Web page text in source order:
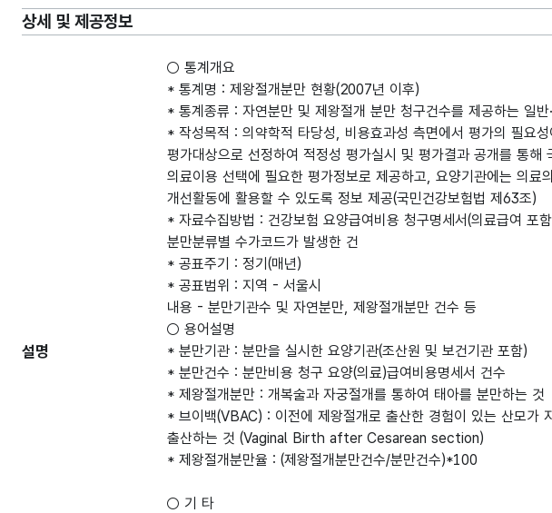
상세 및 제공정보
설명
○ 통계개요
* 통계명 : 제왕절개분만 현황(2007년 이후)
* 통계종류 : 자연분만 및 제왕절개 분만 청구건수를 제공하는 일반·
* 작성목적 : 의약학적 타당성, 비용효과성 측면에서 평가의 필요
평가대상으로 선정하여 적정성 평가실시 및 평가결과 공개를 통해
의료이용 선택에 필요한 평가정보로 제공하고, 요양기관에는 의료
개선활동에 활용할 수 있도록 정보 제공(국민건강보험법 제63조)
* 자료수집방법 : 건강보험 요양급여비용 청구명세서(의료급여 포
분만분류별 수가코드가 발생한 건
* 공표주기 : 정기(매년)
* 공표범위 : 지역 - 서울시
내용 - 분만기관수 및 자연분만, 제왕절개분만 건수 등
○ 용어설명
* 분만기관 : 분만을 실시한 요양기관(조산원 및 보건기관 포함)
* 분만건수 : 분만비용 청구 요양(의료)급여비용명세서 건수
* 제왕절개분만 : 개복술과 자궁절개를 통하여 태아를 분만하는 것
* 브이백(VBAC) : 이전에 제왕절개로 출산한 경험이 있는 산모가
출산하는 것 (Vaginal Birth after Cesarean section)
* 제왕절개분만율 : (제왕절개분만건수/분만건수)*100
○ 기 타